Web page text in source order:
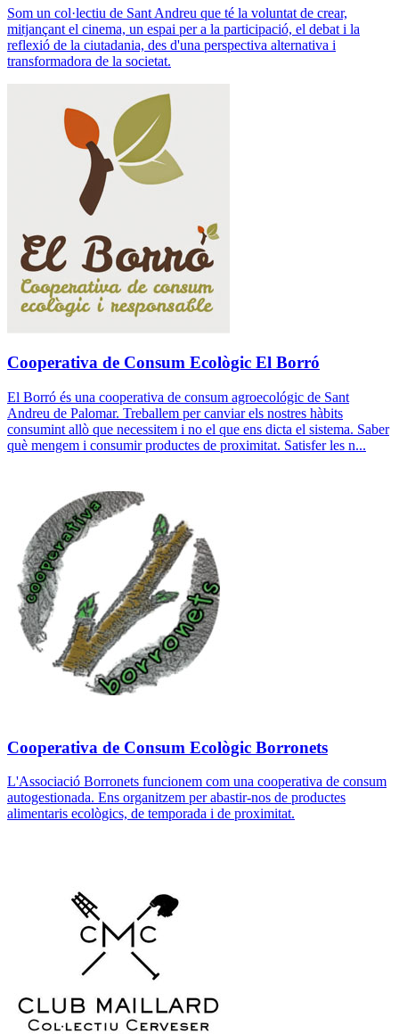
Som un col·lectiu de Sant Andreu que té la voluntat de crear,
mitjançant el cinema, un espai per a la participació, el debat i la
reflexió de la ciutadania, des d'una perspectiva alternativa i
transformadora de la societat.
Cooperativa de Consum Ecològic El Borró
El Borró és una cooperativa de consum agroecológic de Sant
Andreu de Palomar. Treballem per canviar els nostres hàbits
consumint allò que necessitem i no el que ens dicta el sistema. Saber
què mengem i consumir productes de proximitat. Satisfer les n...
Cooperativa de Consum Ecològic Borronets
L'Associació Borronets funcionem com una cooperativa de consum
autogestionada. Ens organitzem per abastir-nos de productes
alimentaris ecològics, de temporada i de proximitat.